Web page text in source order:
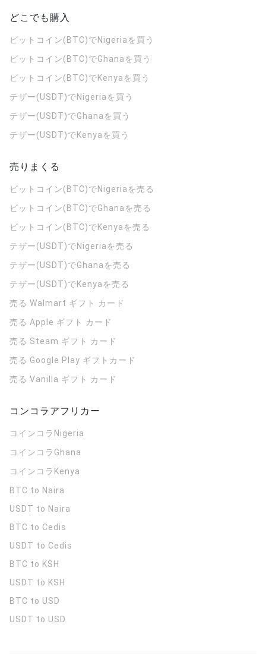
どこでも購入
ビットコイン(BTC)でNigeriaを買う
ビットコイン(BTC)でGhanaを買う
ビットコイン(BTC)でKenyaを買う
テザー(USDT)でNigeriaを買う
テザー(USDT)でGhanaを買う
テザー(USDT)でKenyaを買う
売りまくる
ビットコイン(BTC)でNigeriaを売る
ビットコイン(BTC)でGhanaを売る
ビットコイン(BTC)でKenyaを売る
テザー(USDT)でNigeriaを売る
テザー(USDT)でGhanaを売る
テザー(USDT)でKenyaを売る
売る Walmart ギフト カード
売る Apple ギフト カード
売る Steam ギフト カード
売る Google Play ギフトカード
売る Vanilla ギフト カード
コンコラアフリカー
コインコラ Nigeria
コインコラ Ghana
コインコラ Kenya
BTC to Naira
USDT to Naira
BTC to Cedis
USDT to Cedis
BTC to KSH
USDT to KSH
BTC to USD
USDT to USD